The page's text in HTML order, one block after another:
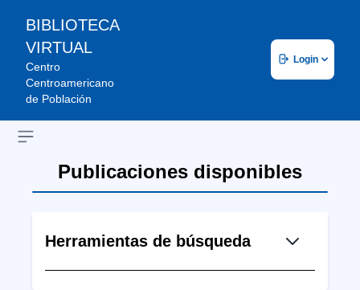
BIBLIOTECA
VIRTUAL
Centro
Centroamericano
de Población
Login
Open sidebar
Publicaciones disponibles
Herramientas de búsqueda